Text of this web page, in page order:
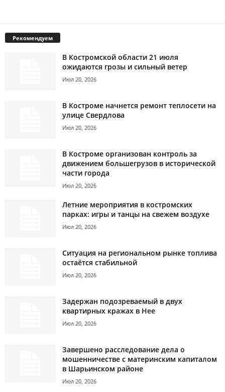
Рекомендуем
В Костромской области 21 июля
ожидаются грозы и сильный ветер
Июл 20, 2026
В Костроме начнется ремонт теплосети на
улице Свердлова
Июл 20, 2026
В Костроме организован контроль за
движением большегрузов в исторической
части города
Июл 20, 2026
Летние мероприятия в костромских
парках: игры и танцы на свежем воздухе
Июл 20, 2026
Ситуация на региональном рынке топлива
остаётся стабильной
Июл 20, 2026
Задержан подозреваемый в двух
квартирных кражах в Нее
Июл 20, 2026
Завершено расследование дела о
мошенничестве с материнским капиталом
в Шарьинском районе
Июл 20, 2026